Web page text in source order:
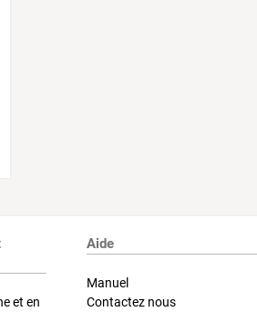
et en
Aide
Manuel
Contactez nous